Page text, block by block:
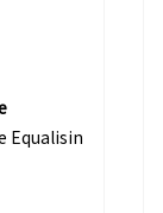
Equalisin